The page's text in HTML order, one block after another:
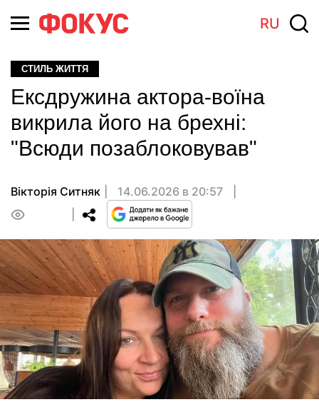
RU
СТИЛЬ ЖИТТЯ
Ексдружина актора-воїна
викрила його на брехні:
"Всюди позаблоковував"
Вікторія Ситняк
14.06.2026 в 20:57